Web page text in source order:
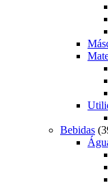
Bebidas